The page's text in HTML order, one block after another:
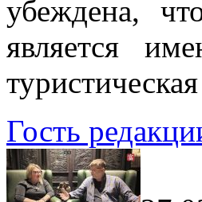
убеждена,
является
Гость